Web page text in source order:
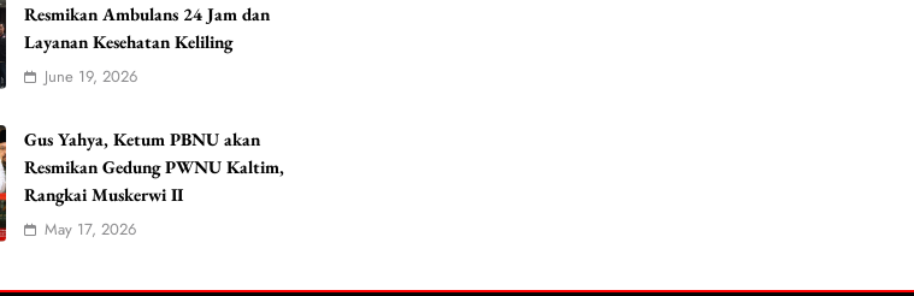
Resmikan Ambulans 24 Jam dan
Layanan Kesehatan Keliling
June 19, 2026
Gus Yahya, Ketum PBNU akan
Resmikan Gedung PWNU Kaltim,
Rangkai Muskerwi II
May 17, 2026